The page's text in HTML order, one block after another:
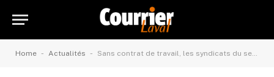
Home - Actualités - Sans contrat de travail, les syndicats du secteur public se mobilisent